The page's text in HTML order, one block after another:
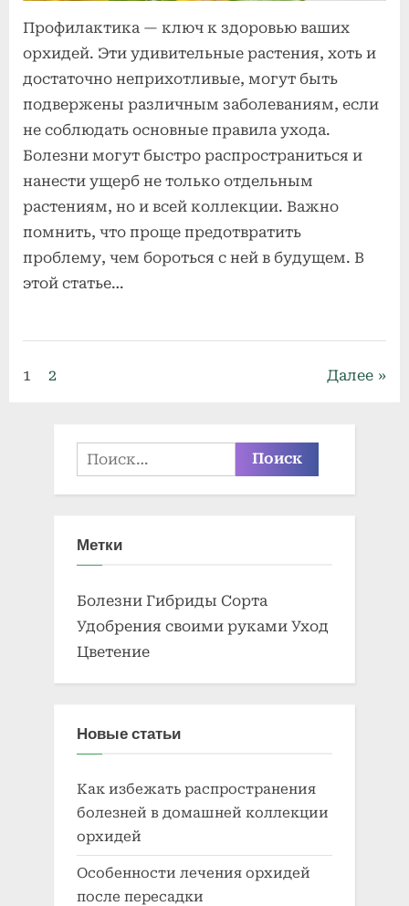
болезней
Профилактика — ключ к здоровью ваших
орхидей. Эти удивительные растения, хоть и
достаточно неприхотливые, могут быть
подвержены различным заболеваниям, если
не соблюдать основные правила ухода.
Болезни могут быстро распространиться и
нанести ущерб не только отдельным
растениям, но и всей коллекции. Важно
помнить, что проще предотвратить
проблему, чем бороться с ней в будущем. В
этой статье…
вредители
Пагинация
1 2 Далее
Найти:
Метки
Болезни Гибриды Сорта
Удобрения своими руками Уход
Цветение
Новые статьи
Как избежать распространения
болезней в домашней коллекции
орхидей
Особенности лечения орхидей
после пересадки